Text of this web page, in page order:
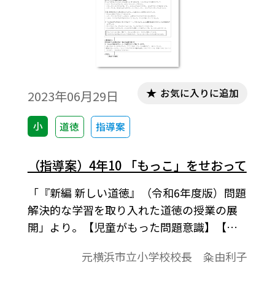
2023年06月29日
小 道徳 指導案
お気に入りに追加
（指導案）4年10 「もっこ」をせおって
「『新編 新しい道徳』（令和6年度版）問題
解決的な学習を取り入れた道徳の授業の展
開」より。【児童がもった問題意識】【今
題】、展開などで1時間の学習指導案を構成
元横浜市立小学校校長 粂由利子